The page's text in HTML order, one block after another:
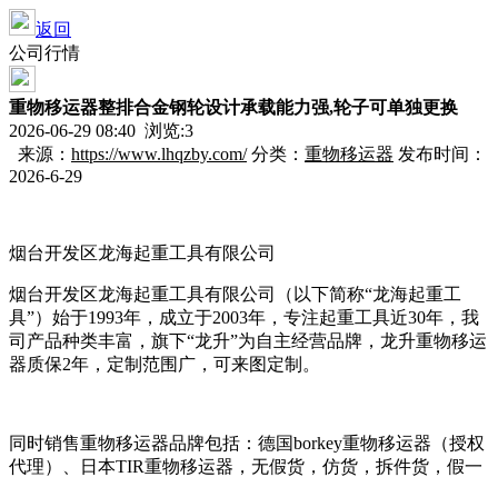
返回
公司行情
重物移运器整排合金钢轮设计承载能力强,轮子可单独更换
2026-06-29 08:40 浏览:3
来源： https://www.lhqzby.com/分类： 重物移运器 发布时间：
2026-6-29
烟台开发区龙海起重工具有限公司
烟台开发区龙海起重工具有限公司（以下简称“龙海起重工
具”）始于1993年，成立于2003年，专注起重工具近30年，我
司产品种类丰富，旗下“龙升”为自主经营品牌，龙升重物移运
器质保2年，定制范围广，可来图定制。
同时销售重物移运器品牌包括：德国borkey重物移运器（授权
代理）、日本TIR重物移运器，无假货，仿货，拆件货，假一